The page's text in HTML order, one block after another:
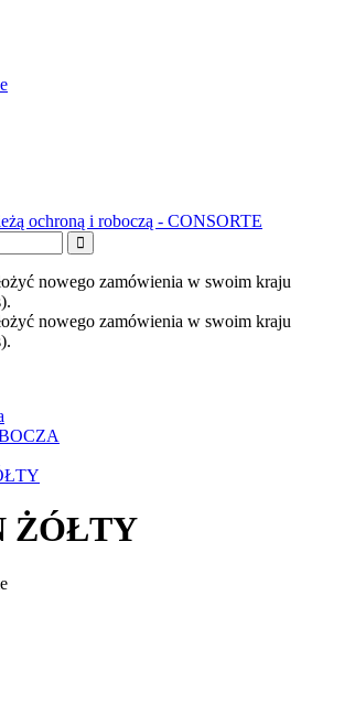
nowego zamówienia w swoim kraju
nowego zamówienia w swoim kraju
ŻÓŁTY